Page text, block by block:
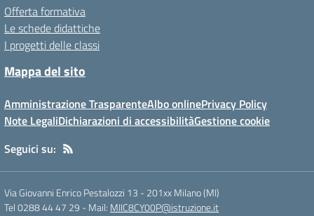
Offerta formativa
Le schede didattiche
I progetti delle classi
Mappa del sito
Amministrazione TrasparenteAlbo onlinePrivacy Policy
Note LegaliDichiarazioni di accessibilitàGestione cookie
Seguici su:
Via Giovanni Enrico Pestalozzi 13 - 201xx Milano (MI)
Tel 0288 44 47 29 - Mail: MIIC8CY00P@istruzione.it